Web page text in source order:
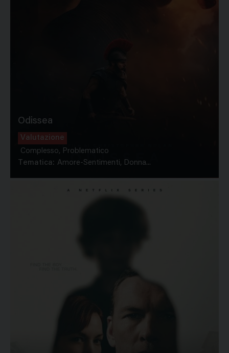
Odissea
Valutazione
Complesso, Problematico
Tematica: Amore-Sentimenti, Donna...